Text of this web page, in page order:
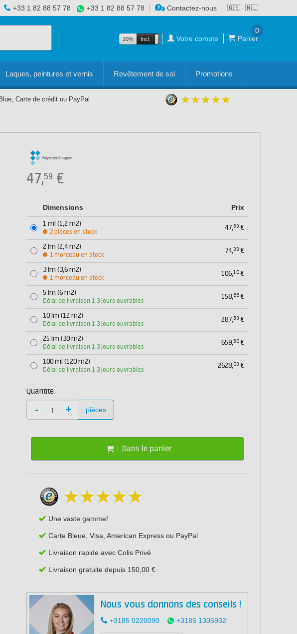
🇬🇧 🇳🇱
+33 1 82 88 57 78 +33 1 82 88 57 78 Contactez-nous
20% Incl. Excl. Votre compte Panier
0
Laques, peintures et vernis Revêtement de sol Promotions
Carte de crédit ou PayPal
47,59 €
Dimensions Prix
1 ml (1,2 m2)
2 pièces en stock
47,59 €
2 lm (2,4 m2)
1 morceau en stock
74,38 €
3 lm (3,6 m2)
1 morceau en stock
106,10 €
5 lm (6 m2)
Délai de livraison 1-3 jours ouvrables
158,66 €
10 lm (12 m2)
Délai de livraison 1-3 jours ouvrables
287,59 €
25 lm (30 m2)
Délai de livraison 1-3 jours ouvrables
659,50 €
100 ml (120 m2)
Délai de livraison 1-3 jours ouvrables
2628,08 €
Quantité
- + pièces
Dans le panier
Une vaste gamme!
Carte Bleue, Visa, American Express ou PayPal
Livraison rapide avec Colis Privé
Livraison gratuite depuis 150,00 €
Nous vous donnons des conseils !
+3185 0220090 +3185 1305932